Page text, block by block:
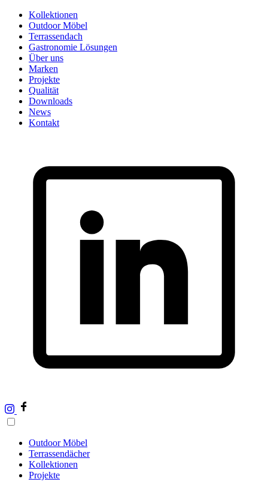
Skip
content
Kollektionen
Outdoor Möbel
Terrassendach
Gastronomie Lösungen
Über uns
Marken
Projekte
Qualität
Downloads
News
Kontakt
Outdoor Möbel
Terrassendächer
Kollektionen
Projekte